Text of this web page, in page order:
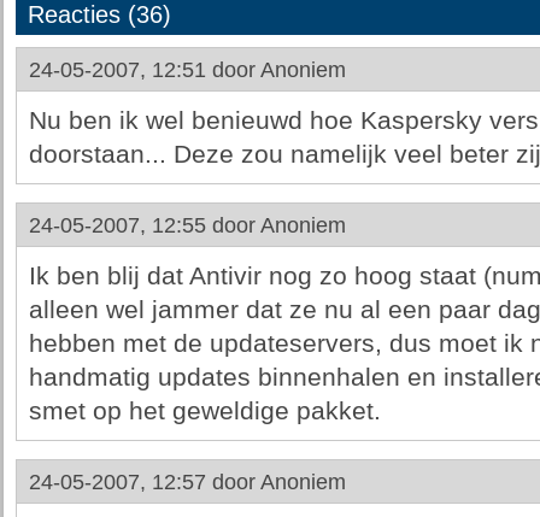
Reacties (36)
24-05-2007, 12:51 door Anoniem
Nu ben ik wel benieuwd hoe Kaspersky
doorstaan... Deze zou namelijk veel beter
24-05-2007, 12:55 door Anoniem
Ik ben blij dat Antivir nog zo hoog staat
alleen wel jammer dat ze nu al een paar
hebben met de updateservers, dus moet ik
handmatig updates binnenhalen en
smet op het geweldige pakket.
24-05-2007, 12:57 door Anoniem